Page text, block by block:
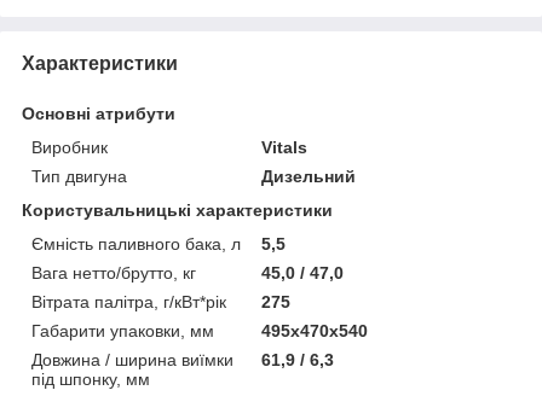
Характеристики
Основні атрибути
Виробник
Vitals
Тип двигуна
Дизельний
Користувальницькі характеристики
Ємність паливного бака, л
5,5
Вага нетто/брутто, кг
45,0 / 47,0
Вітрата палітра, г/кВт*рік
275
Габарити упаковки, мм
495х470х540
Довжина / ширина виїмки
під шпонку, мм
61,9 / 6,3